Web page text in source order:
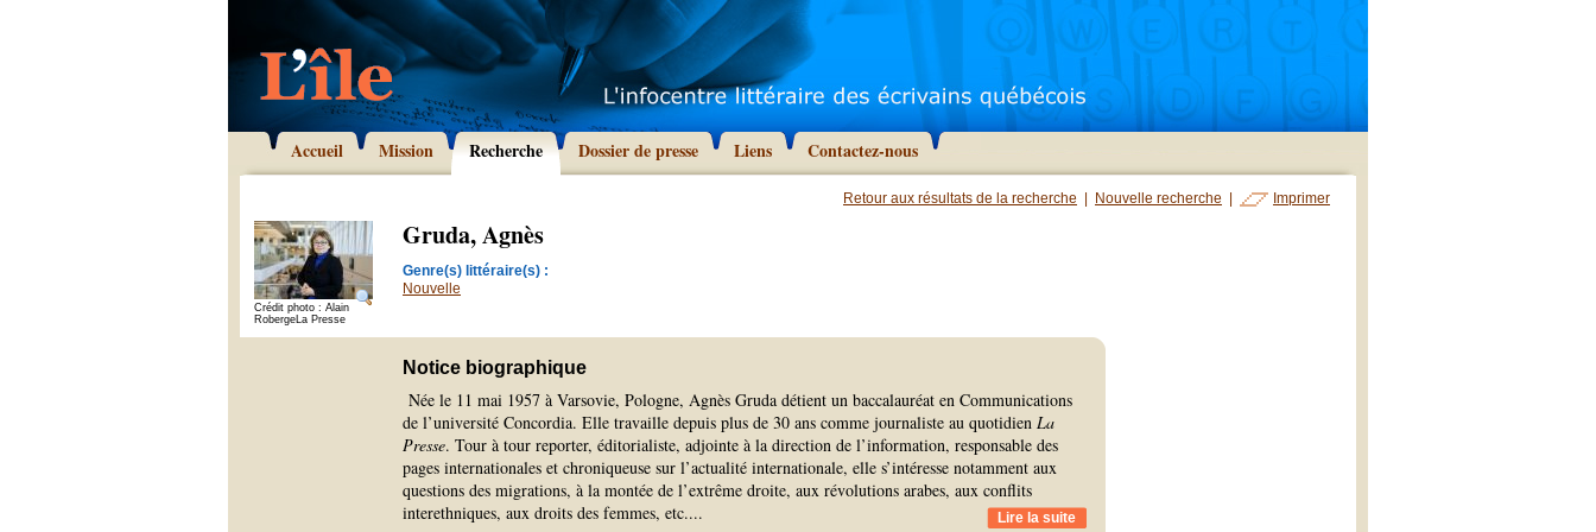
Accueil Mission Recherche Dossier de presse Liens Contactez-nous
Retour aux résultats de la recherche Nouvelle recherche Imprimer
Crédit photo : Alain
RobergeLa Presse
Gruda, Agnès
Genre(s) littéraire(s) :
Nouvelle
Notice biographique
Née le 11 mai 1957 à Varsovie, Pologne, Agnès Gruda détient un baccalauréat en Communications
de l’université Concordia. Elle travaille depuis plus de 30 ans comme journaliste au quotidien La
Presse. Tour à tour reporter, éditorialiste, adjointe à la direction de l’information, responsable des
pages internationales et chroniqueuse sur l’actualité internationale, elle s’intéresse notamment aux
questions des migrations, à la montée de l’extrême droite, aux révolutions arabes, aux conflits
interethniques, aux droits des femmes, etc.... Lire la suite